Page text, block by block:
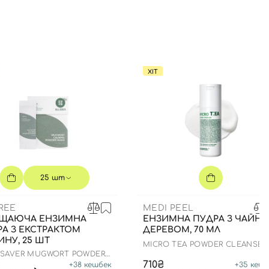
25 шт
ЕНЗИМНА
З ЕКСТРАКТОМ
25 ШТ
MUGWORT POWDER
+38 кешбек
ХІТ
MEDI PEEL
ЕНЗИМНА ПУДРА З
ДЕРЕВОМ, 70 МЛ
MICRO TEA POWDER CLEANSER
710₴ +35